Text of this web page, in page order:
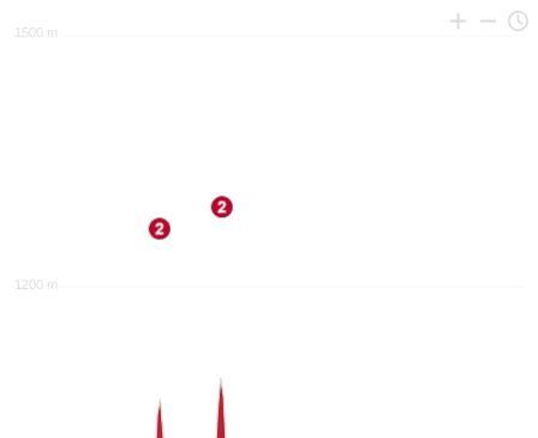
1500 m
1200 m